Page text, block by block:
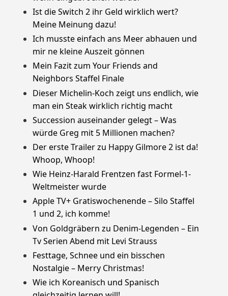
Ist die Switch 2 ihr Geld wirklich wert?
Meine Meinung dazu!
Ich musste einfach ans Meer abhauen und
mir ne kleine Auszeit gönnen
Mein Fazit zum Your Friends and
Neighbors Staffel Finale
Dieser Michelin-Koch zeigt uns endlich, wie
man ein Steak wirklich richtig macht
Succession auseinander gelegt – Was
würde Greg mit 5 Millionen machen?
Der erste Trailer zu Happy Gilmore 2 ist da!
Whoop, Whoop!
Wie Heinz-Harald Frentzen fast Formel-1-
Weltmeister wurde
Apple TV+ Gratiswochenende – Silo Staffel
1 und 2, ich komme!
Von Goldgräbern zu Denim-Legenden – Ein
Tv Serien Abend mit Levi Strauss
Festtage, Schnee und ein bisschen
Nostalgie – Merry Christmas!
Wie ich Koreanisch und Spanisch